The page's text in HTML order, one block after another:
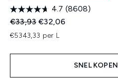
4.7 (8608)
Recommended Retail Price:
€33,93Huidige prijs:
€32,06
€5343,33 per L
SNEL KOPEN